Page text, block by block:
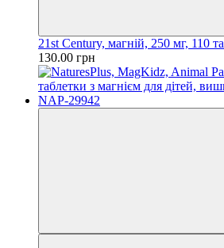
21st Century, магній, 250 мг, 110
130.00 грн